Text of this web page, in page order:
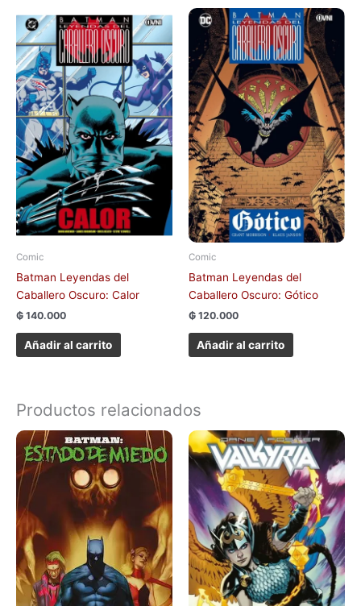
Comic
Batman Leyendas del
Caballero Oscuro: Calor
₲ 140.000
Añadir al carrito
Comic
Batman Leyendas del
Caballero Oscuro: Gótico
₲ 120.000
Añadir al carrito
Productos relacionados